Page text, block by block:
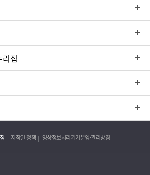
집
저작권 정책 영상정보처리기기운영·관리방침